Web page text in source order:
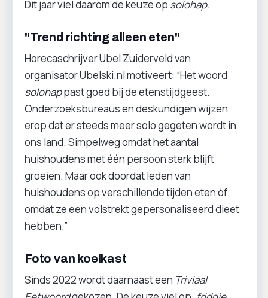
Dit jaar viel daarom de keuze op solohap.
"Trend richting alleen eten"
Horecaschrijver Ubel Zuiderveld van
organisator Ubelski.nl motiveert: “Het woord
solohappast goed bij de etenstijdgeest.
Onderzoeksbureaus en deskundigen wijzen
erop dat er steeds meer solo gegeten wordt in
ons land. Simpelweg omdat het aantal
huishoudens met één persoon sterk blijft
groeien. Maar ook doordat leden van
huishoudens op verschillende tijden eten óf
omdat ze een volstrekt gepersonaliseerd dieet
hebben.”
Foto van koelkast
Sinds 2022 wordt daarnaast een Triviaal